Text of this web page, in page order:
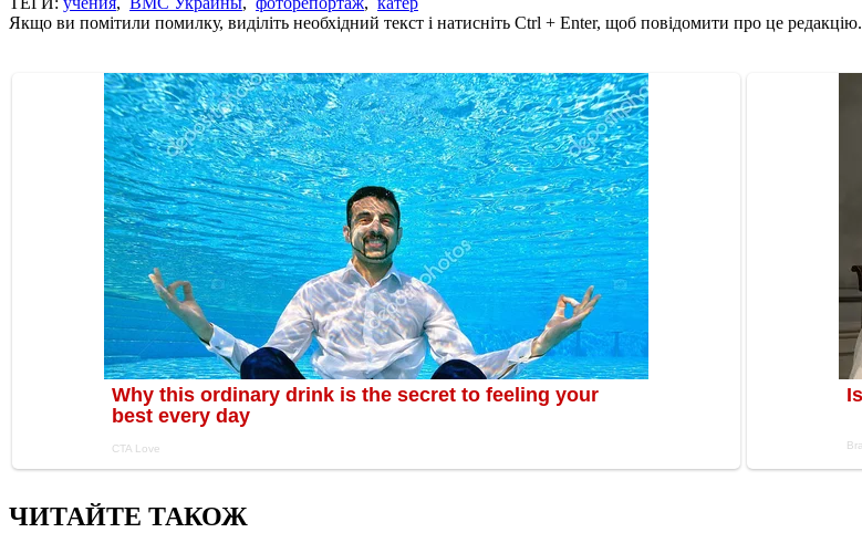
Якщо ви помітили помилку, виділіть необхідний текст і натисніть Ctrl + Enter, щоб повідомити про це редакцію.
ЧИТАЙТЕ ТАКОЖ